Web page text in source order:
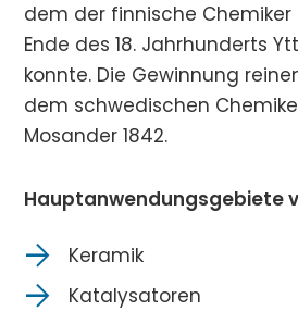
dem der finnische
Ende des 18. Jahrhunderts
konnte. Die Gewinnung
dem schwedischen
Mosander 1842.
Hauptanwendungsgebiete
Keramik
Katalysatoren